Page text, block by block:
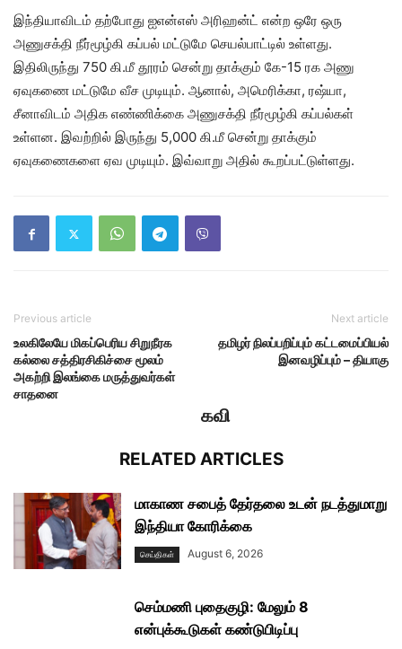
இந்தியாவிடம் தற்போது ஐஎன்எஸ் அரிஹன்ட் என்ற ஒரே ஒரு
அணுசக்தி நீர்மூழ்கி கப்பல் மட்டுமே செயல்பாட்டில் உள்ளது.
இதிலிருந்து 750 கி.மீ தூரம் சென்று தாக்கும் கே-15 ரக அணு
ஏவுகணை மட்டுமே வீச முடியும். ஆனால், அமெரிக்கா, ரஷ்யா,
சீனாவிடம் அதிக எண்ணிக்கை அணுசக்தி நீர்மூழ்கி கப்பல்கள்
உள்ளன. இவற்றில் இருந்து 5,000 கி.மீ சென்று தாக்கும்
ஏவுகணைகளை ஏவ முடியும். இவ்வாறு அதில் கூறப்பட்டுள்ளது.
Previous article
உலகிலேயே மிகப்பெரிய சிறுநீரக
கல்லை சத்திரசிகிச்சை மூலம்
அகற்றி இலங்கை மருத்துவர்கள்
சாதனை
Next article
தமிழர் நிலப்பறிப்பும் கட்டமைப்பியல்
இனவழிப்பும் – தியாகு
கவி
RELATED ARTICLES
மாகாண சபைத் தேர்தலை உடன் நடத்துமாறு
இந்தியா கோரிக்கை
செய்திகள் August 6, 2026
செம்மணி புதைகுழி: மேலும் 8
என்புக்கூடுகள் கண்டுபிடிப்பு